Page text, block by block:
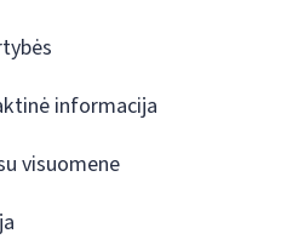
informacija
visuomene